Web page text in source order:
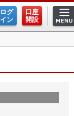
ログ
イン
口座
開設